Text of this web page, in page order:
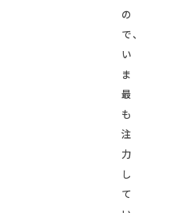
の
で、
い
ま
最
も
注
力
し
て